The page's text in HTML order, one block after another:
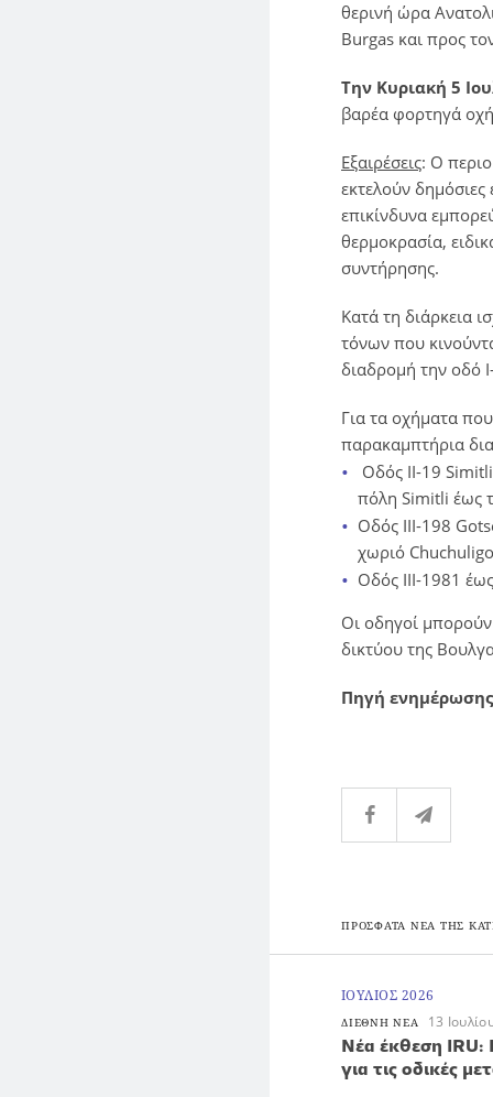
θερινή ώρα
Burgas και προς
Την Κυριακή 5
βαρέα φορτηγά
Εξαιρέσεις: Ο
εκτελούν
επικίνδυνα
θερμοκρασία,
συντήρησης.
Κατά τη διάρκεια
τόνων που
διαδρομή την οδό
Για τα οχήματα
παρακαμπτήρια
Οδός II-19
πόλη Simitli έως
Οδός III-198
χωριό
Οδός III-1981
Οι οδηγοί
δικτύου της
Πηγή
ΠΡΟΣΦΑΤΑ ΝΕΑ ΤΗΣ
ΙΟΥΛΙΟΣ 2026
ΔΙΕΘΝΗ ΝΕΑ 13
Νέα έκθεση IRU:
για τις οδικές